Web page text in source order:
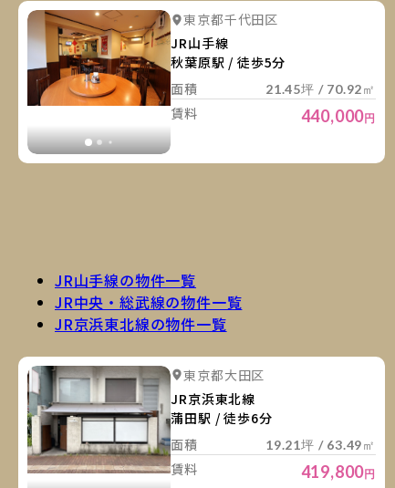
詳細を見る
東京都千代田区
JR山手線
秋葉原駅 / 徒歩5分
面積
21.45坪 / 70.92㎡
賃料 440,000円
JR山手線の物件一覧
JR中央・総武線の物件一覧
JR京浜東北線の物件一覧
詳細を見る
東京都大田区
JR京浜東北線
蒲田駅 / 徒歩6分
面積
19.21坪 / 63.49㎡
賃料 419,800円